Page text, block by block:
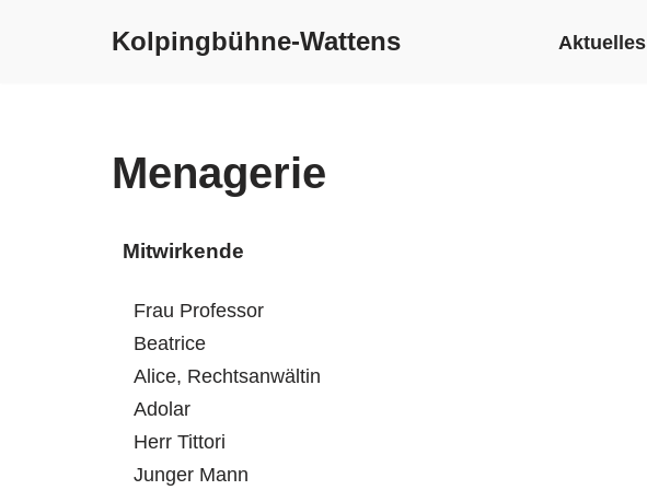
Kolpingbühne-Wattens Aktuelles
Menagerie
Mitwirkende
Frau Professor
Beatrice
Alice, Rechtsanwältin
Adolar
Herr Tittori
Junger Mann